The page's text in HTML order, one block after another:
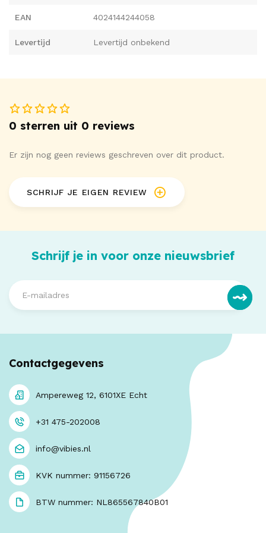
Verkrijgbaar in verschillende maten.
EAN 4024144244058
Levertijd Levertijd onbekend
0 sterren uit 0 reviews
Er zijn nog geen reviews geschreven over dit product.
SCHRIJF JE EIGEN REVIEW
Schrijf je in voor onze nieuwsbrief
Contactgegevens
Ampereweg 12, 6101XE Echt
+31 475-202008
info@vibies.nl
KVK nummer: 91156726
BTW nummer: NL865567840B01